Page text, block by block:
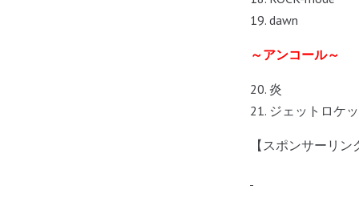
19. dawn
～アンコール～
20. 炎
21. ジェットロケ
【スポンサーリン